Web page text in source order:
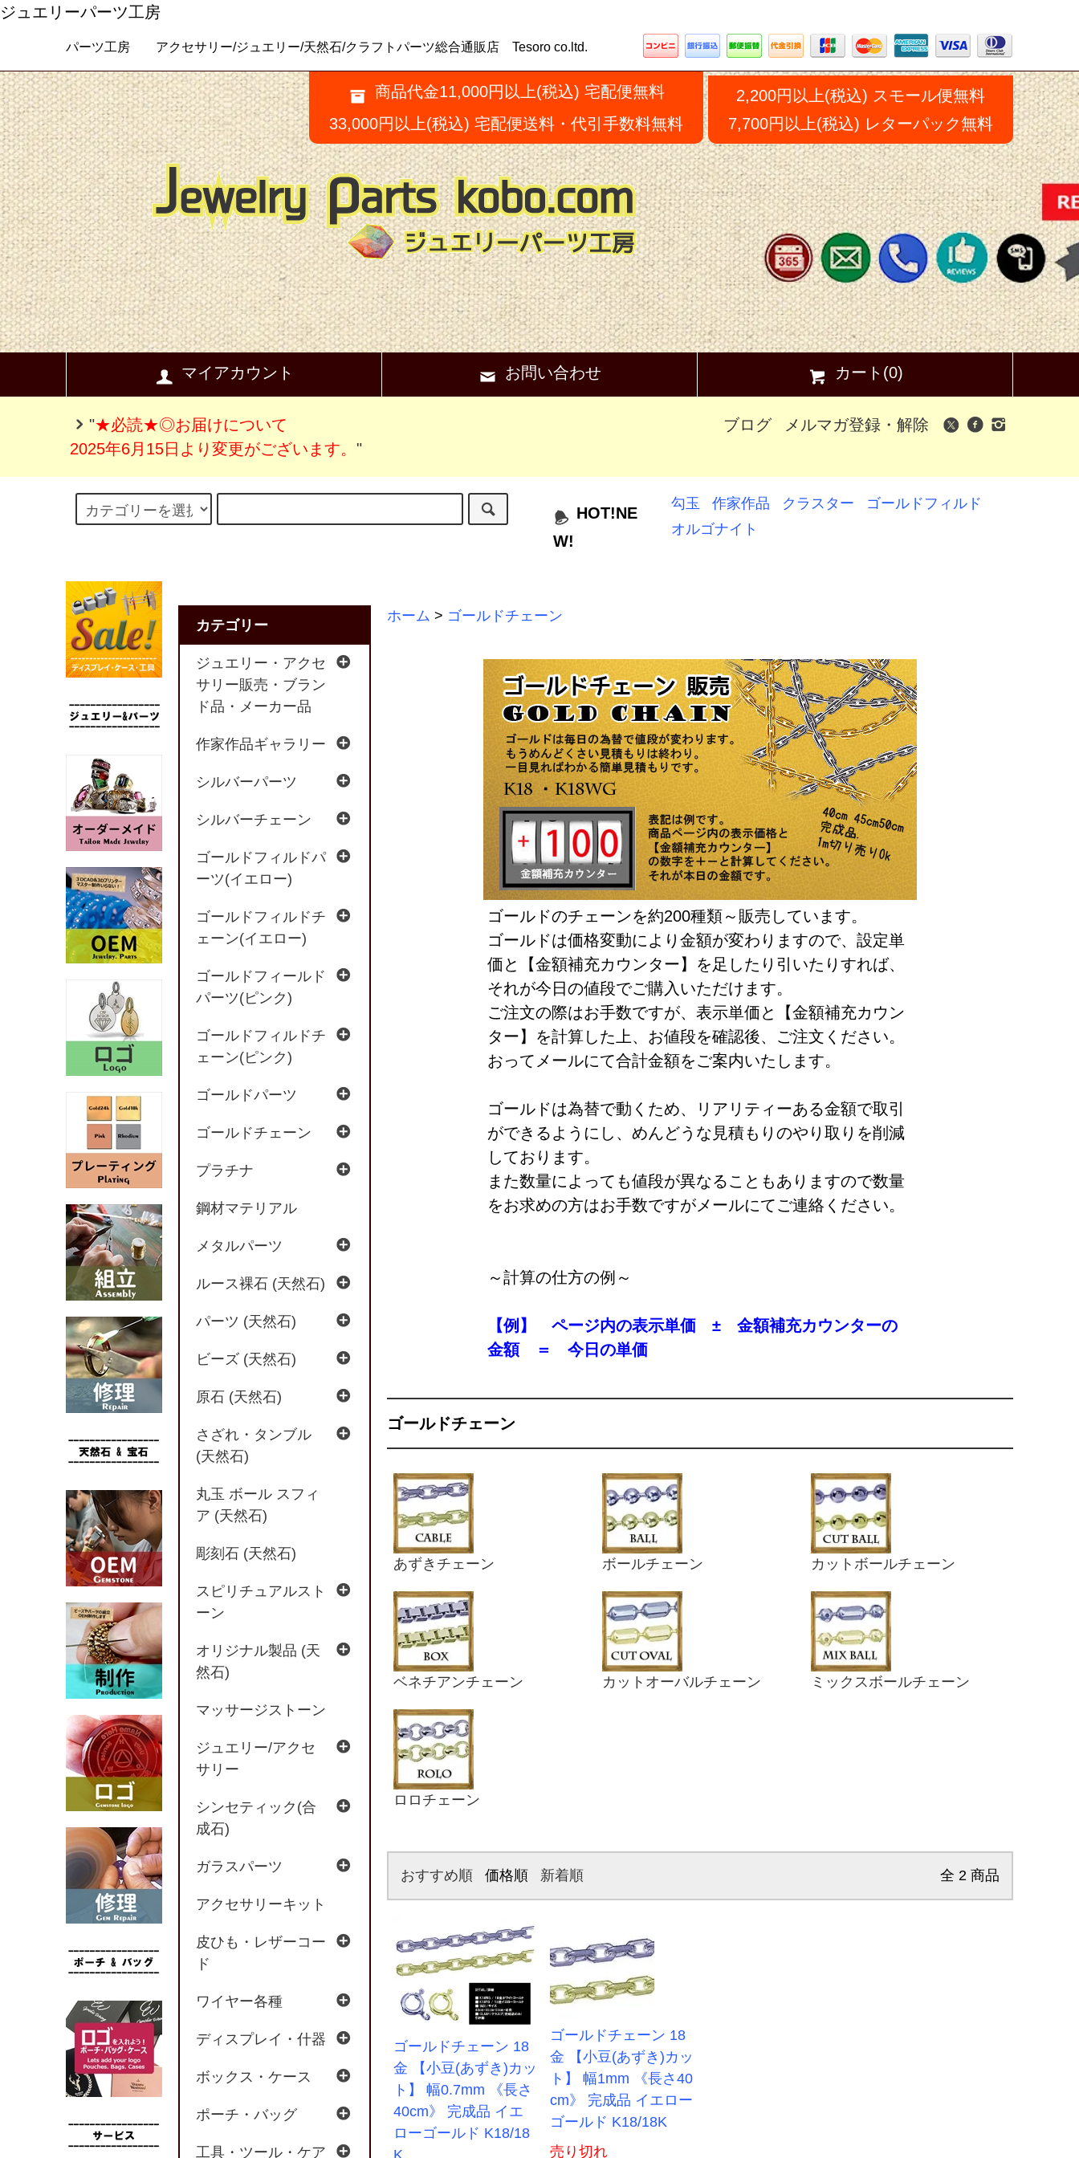
ジュエリーパーツ工房
パーツ工房 アクセサリー/ジュエリー/天然石/クラフトパーツ総合通販店 Tesoro co.ltd.
商品代金11,000円以上(税込) 宅配便無料
33,000円以上(税込) 宅配便送料・代引手数料無料
2,200円以上(税込) スモール便無料
7,700円以上(税込) レターパック無料
マイアカウント お問い合わせ カート(0)
"★必読★◎お届けについて
2025年6月15日より変更がございます。 "
ブログ メルマガ登録・解除
HOT!NE
W!
勾玉 作家作品 クラスター
ゴールドフィルド
オルゴナイト
ホーム > ゴールドチェーン
ゴールドのチェーンを約200種類～販売しています。
ゴールドは価格変動により金額が変わりますので、設定単
価と【金額補充カウンター】を足したり引いたりすれば、
それが今日の値段でご購入いただけます。
ご注文の際はお手数ですが、表示単価と【金額補充カウン
ター】を計算した上、お値段を確認後、ご注文ください。
おってメールにて合計金額をご案内いたします。
ゴールドは為替で動くため、リアリティーある金額で取引
ができるようにし、めんどうな見積もりのやり取りを削減
しております。
また数量によっても値段が異なることもありますので数量
をお求めの方はお手数ですがメールにてご連絡ください。
～計算の仕方の例～
【例】 ページ内の表示単価 ± 金額補充カウンターの
金額 ＝ 今日の単価
ゴールドチェーン
あずきチェーン ボールチェーン カットボールチェーン
ベネチアンチェーン カットオーバルチェーン ミックスボールチェーン
ロロチェーン
おすすめ順 価格順 新着順 全 2 商品
ゴールドチェーン 18
金 【小豆(あずき)カッ
ト】 幅0.7mm 《長さ
40cm》 完成品 イエ
ローゴールド K18/18
K
ゴールドチェーン 18
金 【小豆(あずき)カッ
ト】 幅1mm 《長さ40
cm》 完成品 イエロー
ゴールド K18/18K
売り切れ
カテゴリー
ジュエリー・アクセ
サリー販売・ブラン
ド品・メーカー品
作家作品ギャラリー
シルバーパーツ
シルバーチェーン
ゴールドフィルドパ
ーツ(イエロー)
ゴールドフィルドチ
ェーン(イエロー)
ゴールドフィールド
パーツ(ピンク)
ゴールドフィルドチ
ェーン(ピンク)
ゴールドパーツ
ゴールドチェーン
プラチナ
鋼材マテリアル
メタルパーツ
ルース裸石 (天然石)
パーツ (天然石)
ビーズ (天然石)
原石 (天然石)
さざれ・タンブル
(天然石)
丸玉 ボール スフィ
ア (天然石)
彫刻石 (天然石)
スピリチュアルスト
ーン
オリジナル製品 (天
然石)
マッサージストーン
ジュエリー/アクセ
サリー
シンセティック(合
成石)
ガラスパーツ
アクセサリーキット
皮ひも・レザーコー
ド
ワイヤー各種
ディスプレイ・什器
ボックス・ケース
ポーチ・バッグ
工具・ツール・ケア